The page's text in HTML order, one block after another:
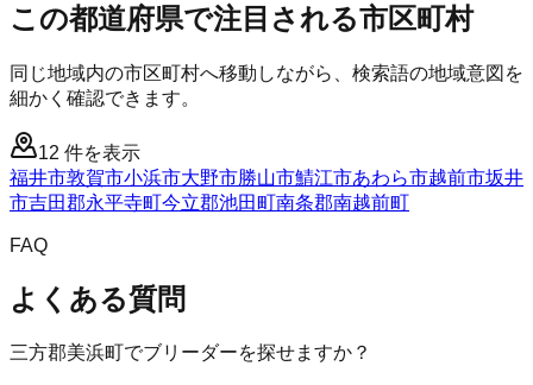
この都道府県で注目される市区町村
同じ地域内の市区町村へ移動しながら、検索語の地域意図を
細かく確認できます。
12 件を表示
福井市敦賀市小浜市大野市勝山市鯖江市あわら市越前市坂井
市吉田郡永平寺町今立郡池田町南条郡南越前町
FAQ
よくある質問
三方郡美浜町でブリーダーを探せますか？